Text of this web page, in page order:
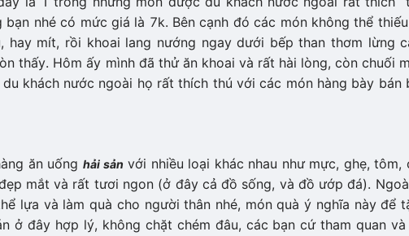
nhé có mức giá là 7k. Bên cạnh đó các món không thể
hay mít, rồi khoai lang nướng ngay dưới bếp than thơm lừng
thấy. Hôm ấy mình đã thử ăn khoai và rất hài lòng, còn chuối
khách nước ngoài họ rất thích thú với các món hàng bày bán
ăn uốnghải sản với nhiều loại khác nhau như mực, ghẹ, tôm,
mắt và rất tươi ngon (ở đây cả đồ sống, và đồ ướp đá).
lựa và làm quà cho người thân nhé, món quà ý nghĩa này để
ở đây hợp lý, không chặt chém đâu, các bạn cứ tham quan